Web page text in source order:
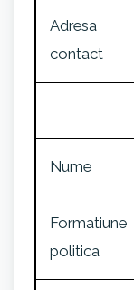
Adresa
contact
Nume
Formatiune
politica